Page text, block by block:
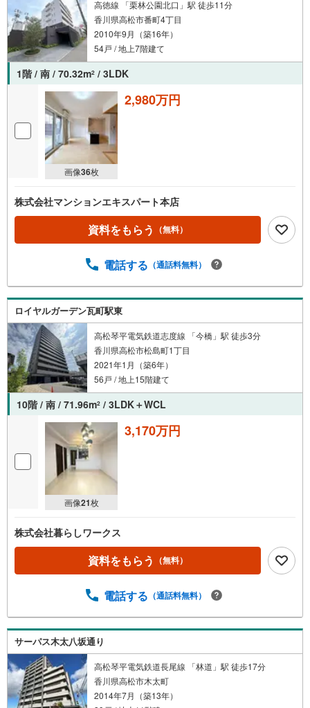
高徳線 「栗林公園北口」駅 徒歩11分
香川県高松市番町4丁目
2010年9月（築16年）
54戸 / 地上7階建て
1階 / 南 / 70.32m2 / 3LDK
画像36枚
2,980万円
株式会社マンションエキスパート本店
資料をもらう （無料）
電話する （通話料無料）
ロイヤルガーデン瓦町駅東
高松琴平電気鉄道志度線 「今橋」駅 徒歩3分
香川県高松市松島町1丁目
2021年1月（築6年）
56戸 / 地上15階建て
10階 / 南 / 71.96m2 / 3LDK＋WCL
画像21枚
3,170万円
株式会社暮らしワークス
資料をもらう （無料）
電話する （通話料無料）
サーパス木太八坂通り
高松琴平電気鉄道長尾線 「林道」駅 徒歩17分
香川県高松市木太町
2014年7月（築13年）